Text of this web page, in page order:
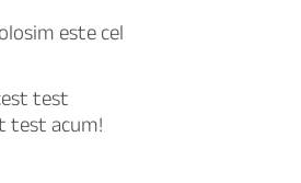
este cel
test
test acum!